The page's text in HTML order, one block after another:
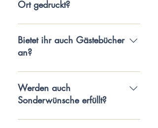
können! 🙂
Ort gedruckt?
Unser Profi-Drucker spuckt die Fotos
in Spitzengeschwindigkeit aus. Wir
bieten aber auch Pakete ohne
Wahl!
Bietet ihr auch Gästebücher
an?
Ja! Unser Audio-Gästebuch ist die
perfekte Ergänzung zur Fotobox.
Werden auch
Sonderwünsche erfüllt?
Gerne personalisieren wir euer